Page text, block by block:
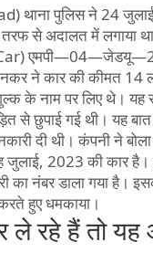
थाना पुलिस ने 24
से अदालत में लगाया
ने कार की कीमत 14
के नाम पर लिए थे।
से छुपाई गई थी। यह
दी थी। कंपनी ने
2023 की कार है।
का नंबर डाला गया है।
हुए धमकाया।
ले रहे हैं तो यह